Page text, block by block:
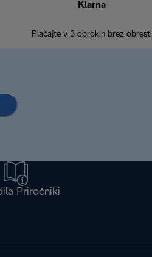
Klarna
Plačajte v 3 obrokih brez obresti
Priročniki